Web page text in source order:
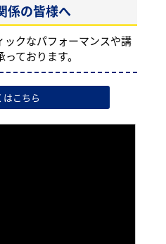
係の皆様へ
ックなパフォーマンスや講
ております。
はこちら